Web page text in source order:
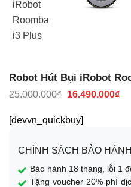
Robot Hút Bụi iRobot
25.000.000₫ Giá
25.000.000₫.
16.490.000₫Giá
[devvn_quickbuy]
CHÍNH SÁCH BẢO HÀNH
Bảo hành 18 tháng, lỗi 1
Tặng voucher 20% phí